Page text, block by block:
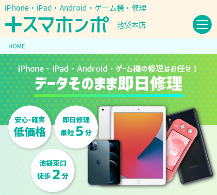
iPhone・iPad・Android・ゲーム機・修理
池袋本店
HOME